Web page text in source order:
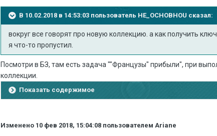
В 10.02.2018 в 14:53:03 пользователь HE_OCHOBHOU сказал:
вокруг все говорят про новую коллекцию. а как получить
я что-то пропустил.
Посмотри в БЗ, там есть задача ""Французы" прибыли", при
коллекции.
Показать содержимое
Изменено 10 фев 2018, 15:04:08 пользователем Ariane